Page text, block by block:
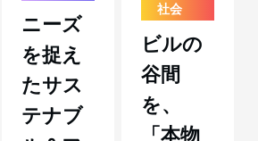
ニーズ
を捉え
たサス
テナブ
社会
ビルの
谷間
を、
「本物